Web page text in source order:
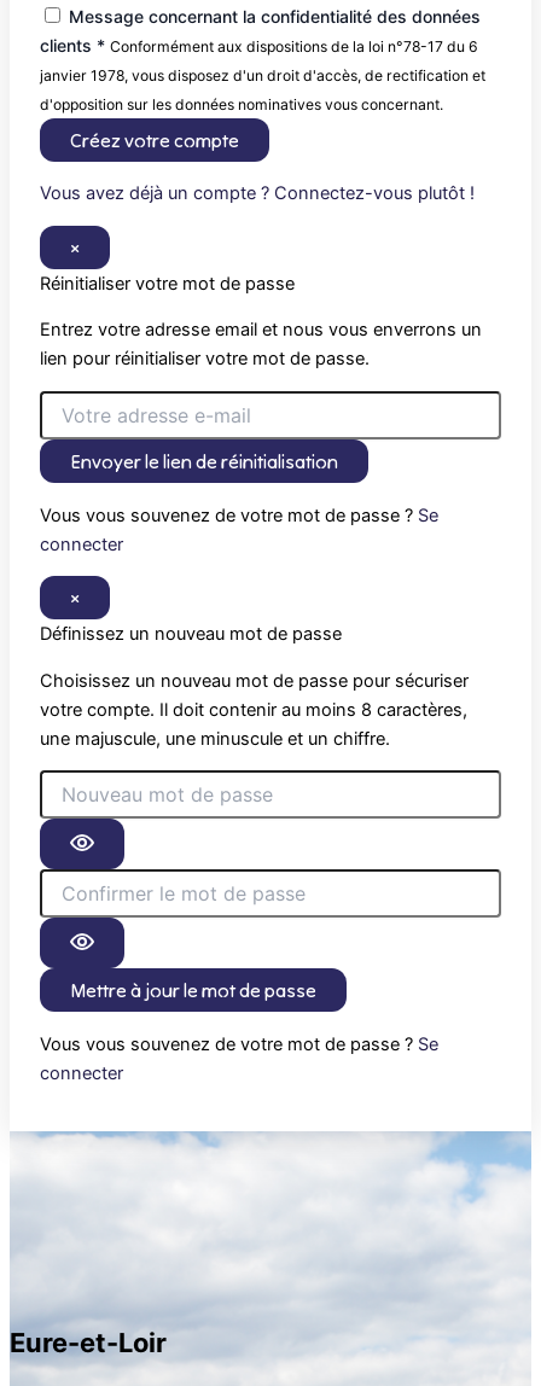
Message concernant la confidentialité des données
clients * Conformément aux dispositions de la loi n°78-17 du 6
janvier 1978, vous disposez d'un droit d'accès, de rectification et
d'opposition sur les données nominatives vous concernant.
Créez votre compte
Vous avez déjà un compte ? Connectez-vous plutôt !
×
Réinitialiser votre mot de passe
Entrez votre adresse email et nous vous enverrons un
lien pour réinitialiser votre mot de passe.
Envoyer le lien de réinitialisation
Vous vous souvenez de votre mot de passe ? Se
connecter
×
Définissez un nouveau mot de passe
Choisissez un nouveau mot de passe pour sécuriser
votre compte. Il doit contenir au moins 8 caractères,
une majuscule, une minuscule et un chiffre.
Mettre à jour le mot de passe
Vous vous souvenez de votre mot de passe ? Se
connecter
Eure-et-Loir